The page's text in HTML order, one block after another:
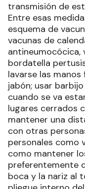
transmisión de
Entre esas
esquema de
vacunas de
antineumocócica,
bordatella
lavarse las
jabón; usar
cuando se va
lugares cerrados
mantener una
con otras
personales como
como mantener
preferentemente
boca y la nariz al